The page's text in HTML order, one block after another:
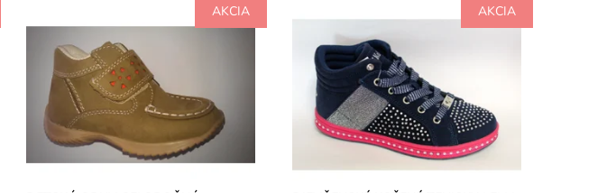
AKCIA
Celokožená detská obuv pevnej
podrážky, zapínanie na suchý zips, model
vhodný na stredne široké až široké
chodidlá.
Dostupnosť:
Skladom
Značka:
Záruka:
2 roky
AKCIA
Dievčenská nekonvenčná teniska, vrchný
materiál z kombinovaných usní, podšívka
textilná, kožené stielky, bočné...
Dostupnosť:
Skladom
Značka:
Lelli Kelly
Záruka:
2 roky